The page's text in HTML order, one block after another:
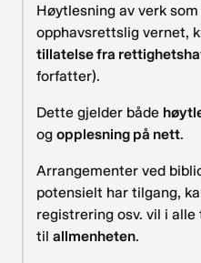
Høytlesning av verk
opphavsrettslig vernet,
tillatelse fra
forfatter).
Dette gjelder både
og opplesning på nett.
Arrangementer ved
potensielt har tilgang,
registrering osv. vil i
til allmenheten.